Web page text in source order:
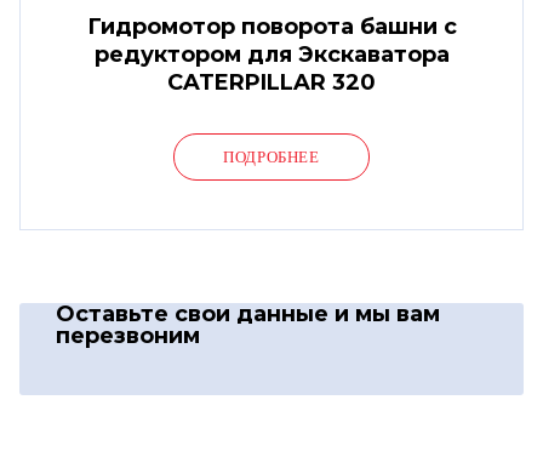
Гидромотор поворота башни с
редуктором для Экскаватора
CATERPILLAR 320
ПОДРОБНЕЕ
Оставьте свои данные и мы вам
перезвоним